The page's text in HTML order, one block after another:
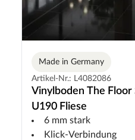
Made in Germany
Artikel-Nr.: L4082086
Vinylboden The Floor
U190 Fliese
6 mm stark
Klick-Verbindung